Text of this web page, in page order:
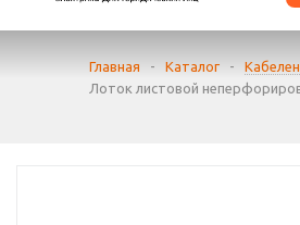
Главная - Каталог -
Лоток листовой